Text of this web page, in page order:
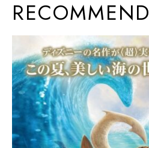
RECOMMEND